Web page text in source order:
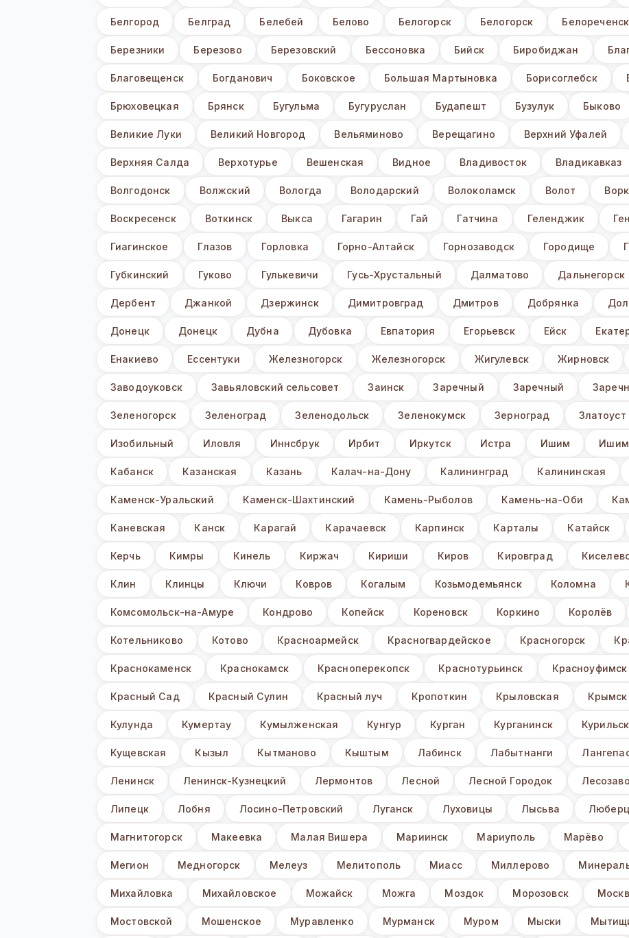
Белгород Белград Белебей Белово Белогорск Белогорск Белореченск
Березники Березово Березовский Бессоновка Бийск Биробиджан
Благовещенск Богданович Боковское Большая Мартыновка Борисоглебск
Брюховецкая Брянск Бугульма Бугуруслан Будапешт Бузулук Быково
Великие Луки Великий Новгород Вельяминово Верещагино Верхний Уфалей
Верхняя Салда Верхотурье Вешенская Видное Владивосток Владикавказ
Волгодонск Волжский Вологда Володарский Волоколамск Волот
Воскресенск Воткинск Выкса Гагарин Гай Гатчина Геленджик
Гиагинское Глазов Горловка Горно-Алтайск Горнозаводск Городище
Губкинский Гуково Гулькевичи Гусь-Хрустальный Далматово Дальнегорск
Дербент Джанкой Дзержинск Димитровград Дмитров Добрянка
Донецк Донецк Дубна Дубовка Евпатория Егорьевск Ейск
Енакиево Ессентуки Железногорск Железногорск Жигулевск Жирновск
Заводоуковск Завьяловский сельсовет Заинск Заречный Заречный
Зеленогорск Зеленоград Зеленодольск Зеленокумск Зерноград Златоуст
Изобильный Иловля Иннсбрук Ирбит Иркутск Истра Ишим
Кабанск Казанская Казань Калач-на-Дону Калининград Калининская
Каменск-Уральский Каменск-Шахтинский Камень-Рыболов Камень-на-Оби
Каневская Канск Карагай Карачаевск Карпинск Карталы Катайск
Керчь Кимры Кинель Киржач Кириши Киров Кировград
Клин Клинцы Ключи Ковров Когалым Козьмодемьянск Коломна
Комсомольск-на-Амуре Кондрово Копейск Кореновск Коркино Королёв
Котельниково Котово Красноармейск Красногвардейское Красногорск
Краснокаменск Краснокамск Красноперекопск Краснотурьинск Красноуфимск
Красный Сад Красный Сулин Красный луч Кропоткин Крыловская Крымск
Кулунда Кумертау Кумылженская Кунгур Курган Курганинск Курильск
Кущевская Кызыл Кытманово Кыштым Лабинск Лабытнанги
Ленинск Ленинск-Кузнецкий Лермонтов Лесной Лесной Городок
Липецк Лобня Лосино-Петровский Луганск Луховицы Лысьва
Магнитогорск Макеевка Малая Вишера Мариинск Мариуполь Марёво
Мегион Медногорск Мелеуз Мелитополь Миасс Миллерово
Михайловка Михайловское Можайск Можга Моздок Морозовск
Мостовской Мошенское Муравленко Мурманск Муром Мыски